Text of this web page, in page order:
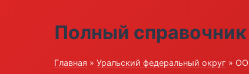
Полный
Главная » Уральский федеральный округ »